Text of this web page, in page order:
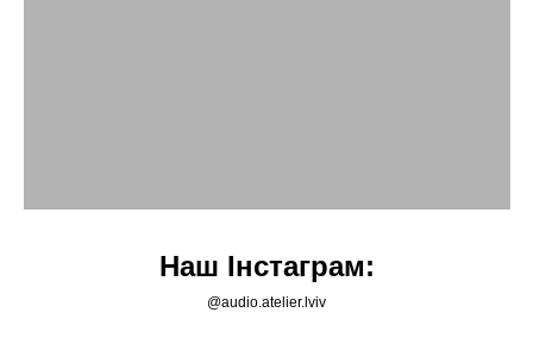
Наш Інстаграм:
@audio.atelier.lviv